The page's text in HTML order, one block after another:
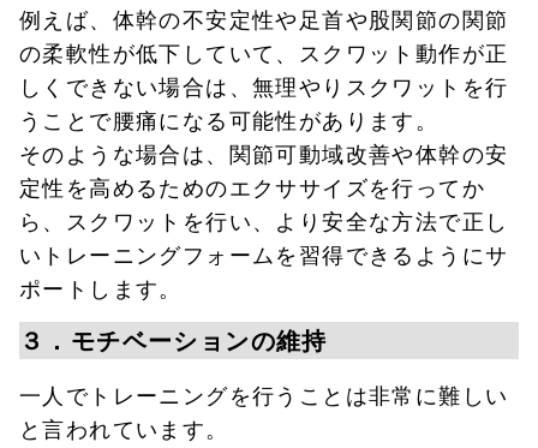
例えば、体幹の不安定性や足首や股関節の関節
の柔軟性が低下していて、スクワット動作が正
しくできない場合は、無理やりスクワットを行
うことで腰痛になる可能性があります。
そのような場合は、関節可動域改善や体幹の安
定性を高めるためのエクササイズを行ってか
ら、スクワットを行い、より安全な方法で正し
いトレーニングフォームを習得できるようにサ
ポートします。
３．モチベーションの維持
一人でトレーニングを行うことは非常に難しい
と言われています。